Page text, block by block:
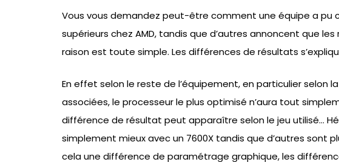
Vous vous demandez peut-être comment une équipe a pu
supérieurs chez AMD, tandis que d’autres annoncent que
raison est toute simple. Les différences de résultats
En effet selon le reste de l’équipement, en particulier selon
associées, le processeur le plus optimisé n’aura tout
différence de résultat peut apparaître selon le jeu utilisé…
simplement mieux avec un 7600X tandis que d’autres sont
cela une différence de paramétrage graphique, les